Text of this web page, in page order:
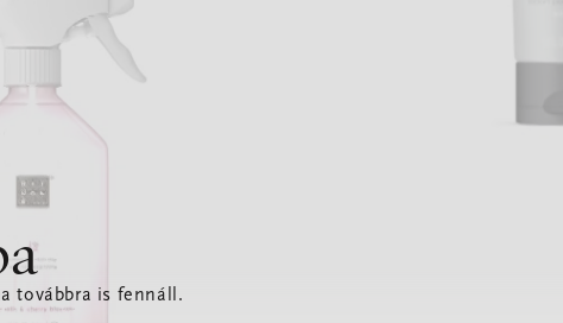
továbbra is fennáll.